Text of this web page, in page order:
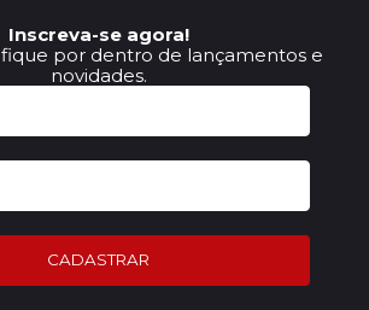
Inscreva-se agora!
por dentro de lançamentos e
novidades.
CADASTRAR